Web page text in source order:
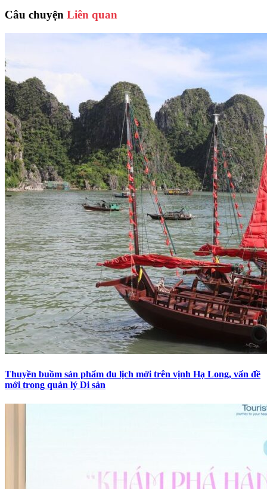
Câu chuyện Liên quan
Thuyền buồm sản phẩm du lịch mới trên vịnh Hạ Long, vấn đề
mới trong quản lý Di sản